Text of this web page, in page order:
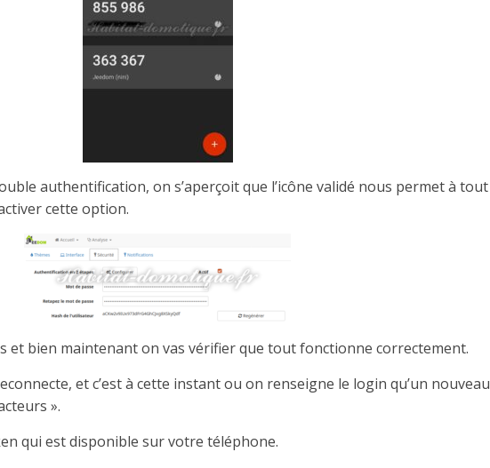
authentification, on s’aperçoit que l’icône validé nous permet à tout
cette option.
et bien maintenant on vas vérifier que tout fonctionne correctement.
et c’est à cette instant ou on renseigne le login qu’un nouveau
».
qui est disponible sur votre téléphone.